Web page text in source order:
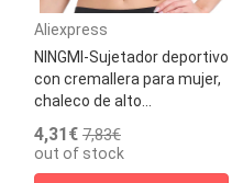
Aliexpress
NINGMI-Sujetador deportivo
con cremallera para mujer,
chaleco de alto...
4,31€ 7,83€
out of stock